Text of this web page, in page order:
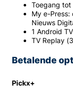
Toegang tot
My e-
Nieuws
1 Android
TV Replay
Betalende
Pickx+